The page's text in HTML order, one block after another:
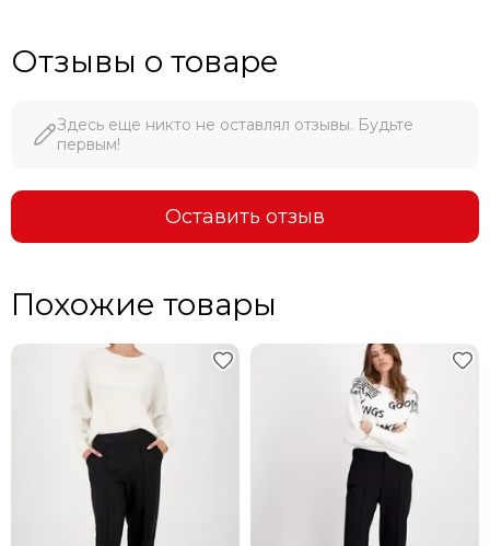
Отзывы о товаре
Здесь еще никто не оставлял отзывы. Будьте
первым!
Оставить отзыв
Похожие товары